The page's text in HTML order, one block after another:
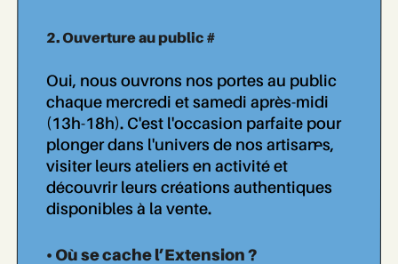
2. Ouverture au public #
Oui, nous ouvrons nos portes au public
chaque mercredi et samedi après-midi
(13h-18h). C'est l'occasion parfaite pour
plonger dans l'univers de nos artisan..es,
visiter leurs ateliers en activité et
découvrir leurs créations authentiques
disponibles à la vente.
• Où se cache l’Extension ?